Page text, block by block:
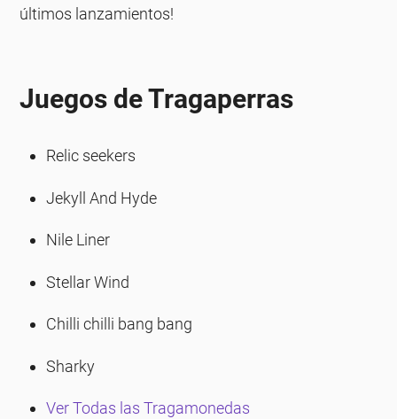
últimos lanzamientos!
Juegos de Tragaperras
Relic seekers
Jekyll And Hyde
Nile Liner
Stellar Wind
Chilli chilli bang bang
Sharky
Ver Todas las Tragamonedas